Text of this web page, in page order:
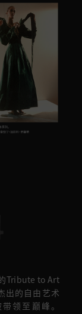
Tribute to Art
出的自由艺术
领至巅峰。